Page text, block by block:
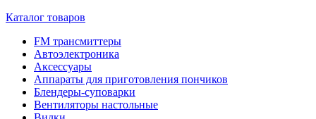
Каталог товаров
FM трансмиттеры
Автоэлектроника
Аксессуары
Аппараты для приготовления пончиков
Блендеры-суповарки
Вентиляторы настольные